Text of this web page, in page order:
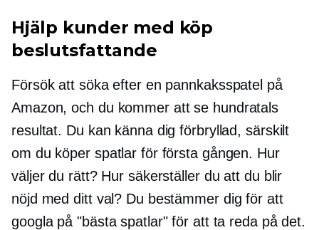
Hjälp kunder med köp
beslutsfattande
Försök att söka efter en pannkaksspatel på
Amazon, och du kommer att se hundratals
resultat. Du kan känna dig förbryllad, särskilt
om du köper spatlar för första gången. Hur
väljer du rätt? Hur säkerställer du att du blir
nöjd med ditt val? Du bestämmer dig för att
googla på "bästa spatlar" för att ta reda på det.